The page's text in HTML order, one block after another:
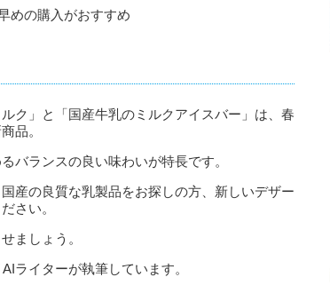
めの購入がおすすめ
ク」と「国産牛乳のミルクアイスバー」は、春
品。
バランスの良い味わいが特長です。
産の良質な乳製品をお探しの方、新しいデザー
さい。
ましょう。
ライターが執筆しています。